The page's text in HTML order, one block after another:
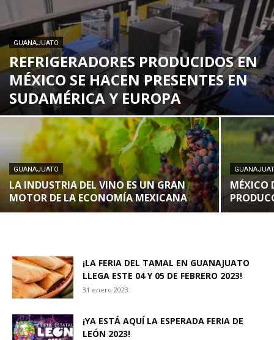
GUANAJUATO
REFRIGERADORES PRODUCIDOS EN
MÉXICO SE HACEN PRESENTES EN
SUDAMÉRICA Y EUROPA
GUANAJUATO
LA INDUSTRIA DEL VINO ES UN GRAN
MOTOR DE LA ECONOMÍA MEXICANA
MÉXICO
¡LA FERIA DEL TAMAL EN GUANAJUATO
LLEGA ESTE 04 Y 05 DE FEBRERO 2023!
31 enero 2023
¡YA ESTÁ AQUÍ LA ESPERADA FERIA DE
LEÓN 2023!